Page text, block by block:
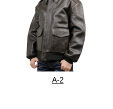
A-2